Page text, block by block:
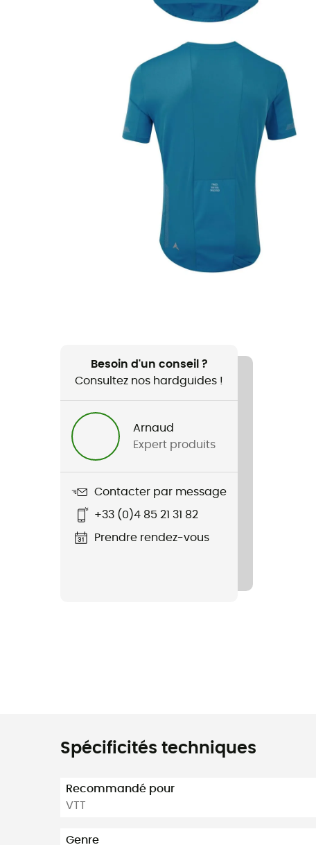
Besoin d'un conseil ?
Consultez nos hardguides !
Arnaud
Expert produits
Contacter par message
+33 (0)4 85 21 31 82
Prendre rendez-vous
Spécificités techniques
Recommandé pour
VTT
Genre